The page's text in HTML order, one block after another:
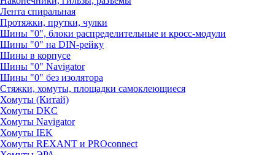
Лента спиральная
Протяжки, прутки, чулки
Шины "0", блоки распределительные и кросс-модули
Шины "0" на DIN-рейку
Шины в корпусе
Шины "0" Navigator
Шины "0" без изолятора
Стяжки, хомуты, площадки самоклеющиеся
Хомуты (Китай)
Хомуты DKC
Хомуты Navigator
Хомуты IEK
Хомуты REXANT и PROconnect